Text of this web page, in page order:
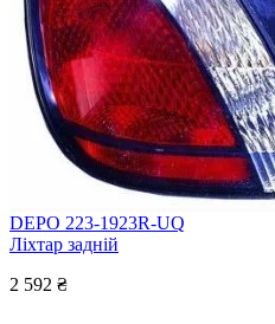
DEPO 223-1923R-UQ
Ліхтар задній
2 592 ₴